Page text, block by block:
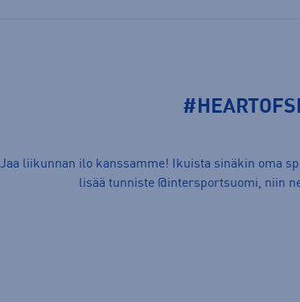
Jaa liikunnan ilo kanssamme! Ikuista sinäkin oma
lisää tunniste @intersportsuomi, niin